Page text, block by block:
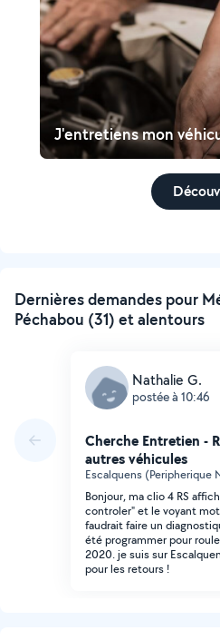
J'entretiens mon
Dernières demandes pour
Péchabou (31) et alentours
Nathalie G.
postée à 10:46
Cherche Entretien -
autres véhicules
Escalquens (Peripherique
Bonjour, ma clio 4 RS
controler" et le voyant
faudrait faire un
été programmer pour
2020. je suis sur
pour les retours !